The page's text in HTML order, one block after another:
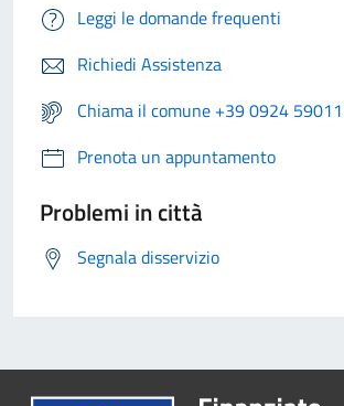
Leggi le domande frequenti
Richiedi Assistenza
Chiama il comune +39 0924
Prenota un appuntamento
Problemi in città
Segnala disservizio